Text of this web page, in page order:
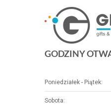
GODZINY
Poniedziałek - Piątek:
Sobota: